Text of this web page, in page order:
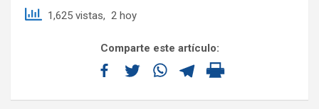
1,625 vistas, 2 hoy
Comparte este artículo: